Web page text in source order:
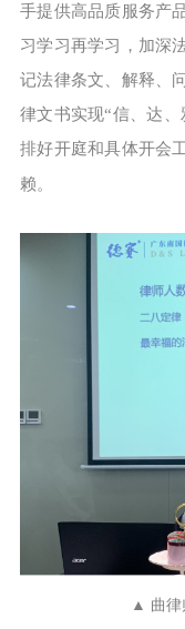
手提供高品质服务产
习学习再学习，加深
记法律条文、解释、
律文书实现“信、达
排好开庭和具体开会
赖。
▲ 曲律